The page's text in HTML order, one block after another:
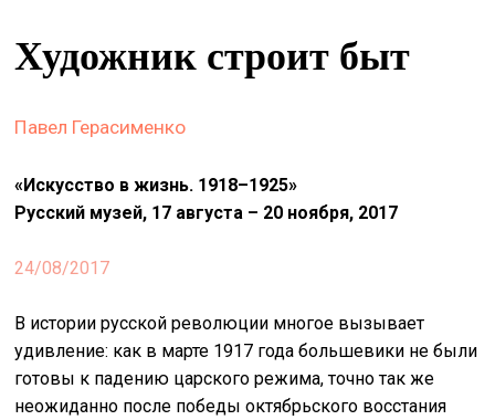
нас
Художник строит быт
Павел Герасименко
«Искусство в жизнь. 1918–1925»
Русский музей, 17 августа – 20 ноября, 2017
24/08/2017
В истории русской революции многое вызывает
удивление: как в марте 1917 года большевики не были
готовы к падению царского режима, точно так же
неожиданно после победы октябрьского восстания